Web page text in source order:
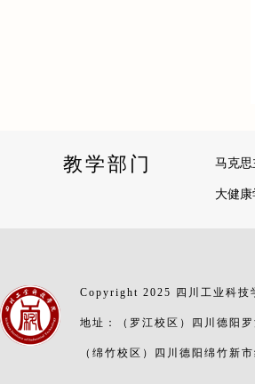
教学部门 马克
大健
Copyright 2025 四川工业科
地址：（罗江校区）四川德阳
（绵竹校区）四川德阳绵竹新